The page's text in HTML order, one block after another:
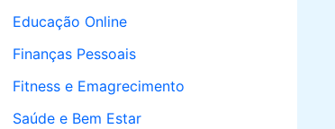
Educação Online
Finanças Pessoais
Fitness e Emagrecimento
Saúde e Bem Estar